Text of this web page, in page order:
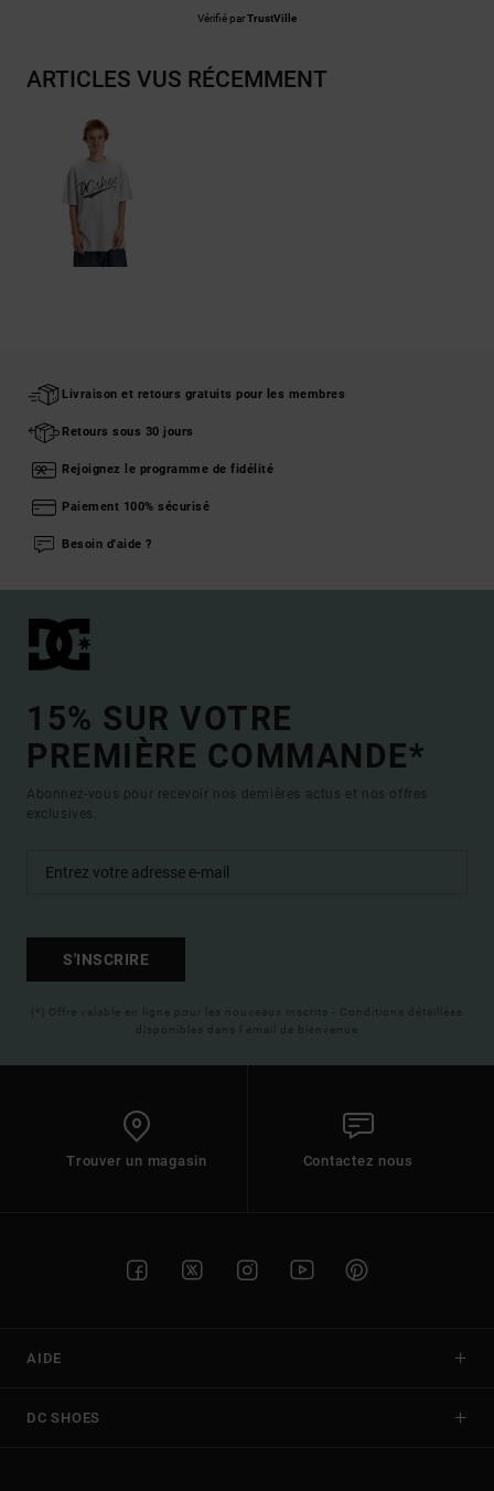
Vérifié parTrustVille
ARTICLES VUS RÉCEMMENT
Livraison et retours gratuits pour les membres
Retours sous 30 jours
Rejoignez le programme de fidélité
Paiement 100% sécurisé
Besoin d'aide ?
15% SUR VOTRE
PREMIÈRE COMMANDE*
Abonnez-vous pour recevoir nos dernières actus et nos offres
exclusives.
S'INSCRIRE
(*) Offre valable en ligne pour les nouveaux inscrits - Conditions détaillées
disponibles dans l'email de bienvenue
Trouver un magasin Contactez nous
AIDE
DC SHOES